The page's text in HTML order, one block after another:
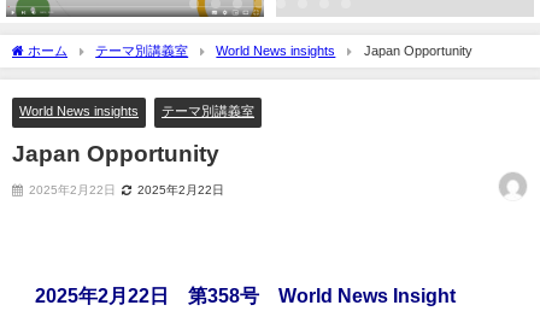
ホーム テーマ別講義室 World News insights Japan Opportunity
World News insights テーマ別講義室
Japan Opportunity
2025年2月22日 2025年2月22日
2025年2月22日 第358号 World News Insight